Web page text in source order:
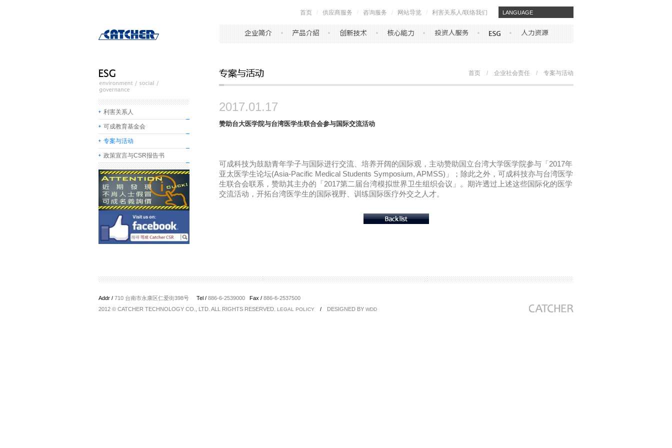
利害关系人
可成教育基金会
专案与活动
政策宣言与CSR报告书
首页 / 企业社会责任 / 专案与活动
2017.01.17
赞助台大医学院与台湾医学生联合会参与国际交流活动
可成科技为鼓励青年学子与国际进行交流、培养开阔的国际观，主动赞助国立台湾大学医学院参与「 2017年
亚太医学生论坛(Asia-Pacific Medical Students Symposium, APMSS) 」；除此之外，可成科技亦与台湾医学
生联合会联系，赞助其主办的「 2017第二届台湾模拟世界卫生组织会议」。期许透过上述这些国际化的医学
交流活动，开拓台湾医学生的国际视野、训练国际医疗外交之人才。
Addr / 710 台南市永康区仁爱街398号 Tel / 886-6-2539000 Fax / 886-6-2537500
2012 © CATCHER TECHNOLOGY CO., LTD. ALL RIGHTS RESERVED.
LEGAL POLICY / DESIGNED BY WDD
首页 / 供应商服务 / 咨询服务 / 网站导览 / 利害关系人/联络我们 ​​LANGUAGE